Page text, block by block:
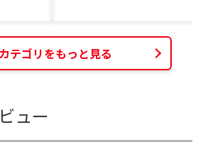
テゴリをもっと見る
ュー